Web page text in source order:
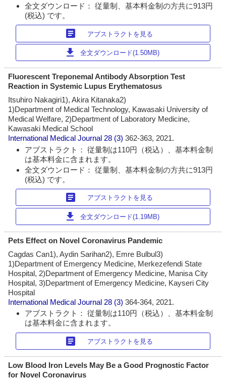
全文ダウンロード： 従量制、基本料金制の方共に913円
(税込) です。
article アブストラクトを見る
download 全文ダウンロード(1.50MB)
Fluorescent Treponemal Antibody Absorption Test
Reaction in Systemic Lupus Erythematosus
Itsuhiro Nakagiri1), Akira Kitanaka2)
1)Department of Medical Technology, Kawasaki University of
Medical Welfare, 2)Department of Laboratory Medicine,
Kawasaki Medical School
International Medical Journal 28 (3)362-363, 2021.
アブストラクト： 従量制は110円（税込）、基本料金制
は基本料金に含まれます。
全文ダウンロード： 従量制、基本料金制の方共に913円
(税込) です。
article アブストラクトを見る
download 全文ダウンロード(1.19MB)
Pets Effect on Novel Coronavirus Pandemic
Cagdas Can1), Aydin Sarihan2), Emre Bulbul3)
1)Department of Emergency Medicine, Merkezefendi State
Hospital, 2)Department of Emergency Medicine, Manisa City
Hospital, 3)Department of Emergency Medicine, Kayseri City
Hospital
International Medical Journal 28 (3)364-364, 2021.
アブストラクト： 従量制は110円（税込）、基本料金制
は基本料金に含まれます。
article アブストラクトを見る
Low Blood Iron Levels May Be a Good Prognostic Factor
for Novel Coronavirus